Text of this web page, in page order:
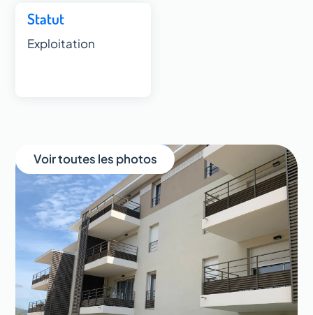
Statut
Exploitation
Voir toutes les photos